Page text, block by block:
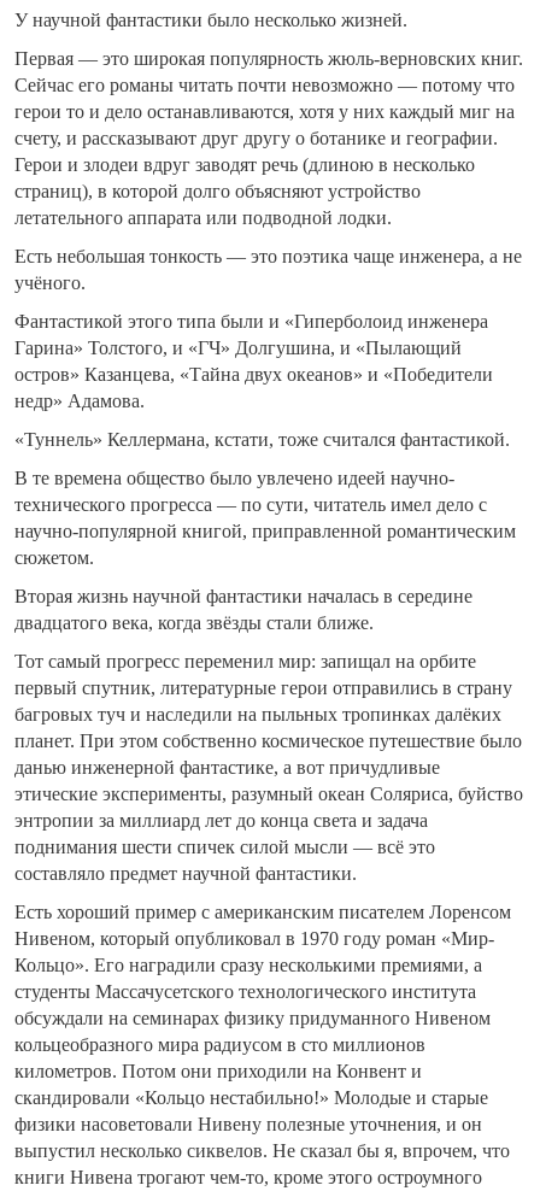
У научной фантастики было несколько жизней.
Первая — это широкая популярность жюль-верновских книг.
Сейчас его романы читать почти невозможно — потому что
герои то и дело останавливаются, хотя у них каждый миг на
счету, и рассказывают друг другу о ботанике и географии.
Герои и злодеи вдруг заводят речь (длиною в несколько
страниц), в которой долго объясняют устройство
летательного аппарата или подводной лодки.
Есть небольшая тонкость — это поэтика чаще инженера, а не
учёного.
Фантастикой этого типа были и «Гиперболоид инженера
Гарина» Толстого, и «ГЧ» Долгушина, и «Пылающий
остров» Казанцева, «Тайна двух океанов» и «Победители
недр» Адамова.
«Туннель» Келлермана, кстати, тоже считался фантастикой.
В те времена общество было увлечено идеей научно-
технического прогресса — по сути, читатель имел дело с
научно-популярной книгой, приправленной романтическим
сюжетом.
Вторая жизнь научной фантастики началась в середине
двадцатого века, когда звёзды стали ближе.
Тот самый прогресс переменил мир: запищал на орбите
первый спутник, литературные герои отправились в страну
багровых туч и наследили на пыльных тропинках далёких
планет. При этом собственно космическое путешествие было
данью инженерной фантастике, а вот причудливые
этические эксперименты, разумный океан Соляриса, буйство
энтропии за миллиард лет до конца света и задача
поднимания шести спичек силой мысли — всё это
составляло предмет научной фантастики.
Есть хороший пример с американским писателем Лоренсом
Нивеном, который опубликовал в 1970 году роман «Мир-
Кольцо». Его наградили сразу несколькими премиями, а
студенты Массачусетского технологического института
обсуждали на семинарах физику придуманного Нивеном
кольцеобразного мира радиусом в сто миллионов
километров. Потом они приходили на Конвент и
скандировали «Кольцо нестабильно!» Молодые и старые
физики насоветовали Нивену полезные уточнения, и он
выпустил несколько сиквелов. Не сказал бы я, впрочем, что
книги Нивена трогают чем-то, кроме этого остроумного